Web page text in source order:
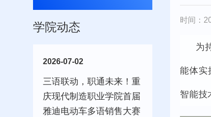
学院动态
2026-07-02
三语联动，职通未来！重
庆现代制造职业学院首届
雅迪电动车多语销售大赛
时间：
为
能体实
智能技